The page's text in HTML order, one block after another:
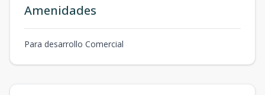
Amenidades
Para desarrollo Comercial